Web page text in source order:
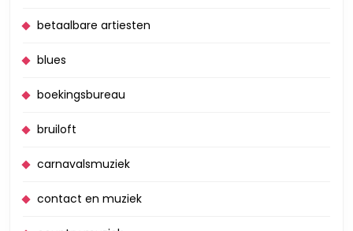
betaalbare artiesten
blues
boekingsbureau
bruiloft
carnavalsmuziek
contact en muziek